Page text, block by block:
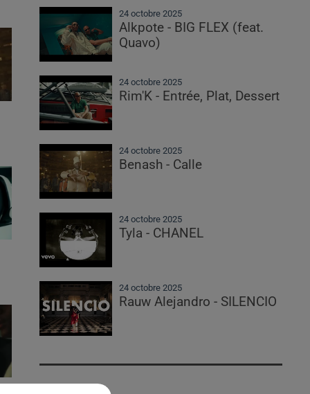
24 octobre 2025
Alkpote - BIG FLEX (feat.
Quavo)
24 octobre 2025
Rim'K - Entrée, Plat, Dessert
24 octobre 2025
Benash - Calle
24 octobre 2025
Tyla - CHANEL
24 octobre 2025
Rauw Alejandro - SILENCIO